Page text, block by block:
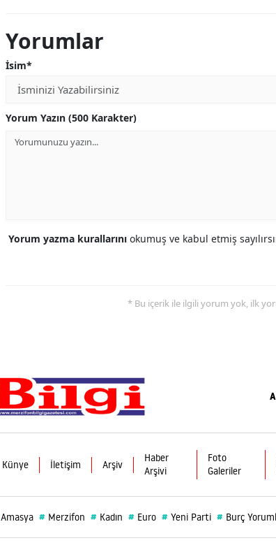
Yorumlar
İsim*
Yorum Yazın (500 Karakter)
Yorum yazma kurallarını okumuş ve kabul etmiş
* Bu içerik ile ilgili yorum yok, ilk
Künye İletişim Arşiv
Haber
Arşivi
Foto
Galeriler
Amasya # Merzifon # Kadın # Euro # Yeni Parti # Burç